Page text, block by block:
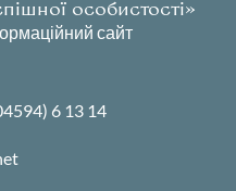
особистості»
сайт
6 13 14